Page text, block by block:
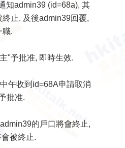
知admin39 (id=68a), 其
止. 及後admin39回覆,
職.
"予批准, 即時生效.
午收到id=68A申請取消
批准.
的戶口將會終止,
被終止.